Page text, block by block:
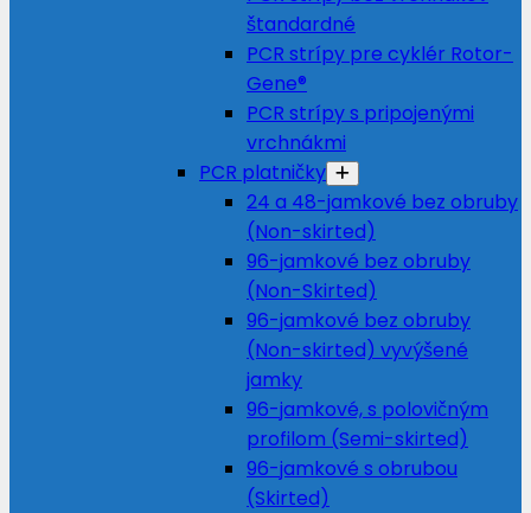
štandardné
PCR strípy pre cyklér Rotor-
Gene®
PCR strípy s pripojenými
vrchnákmi
PCR platničky
24 a 48-jamkové bez obruby
(Non-skirted)
96-jamkové bez obruby
(Non-Skirted)
96-jamkové bez obruby
(Non-skirted) vyvýšené
jamky
96-jamkové, s polovičným
profilom (Semi-skirted)
96-jamkové s obrubou
(Skirted)